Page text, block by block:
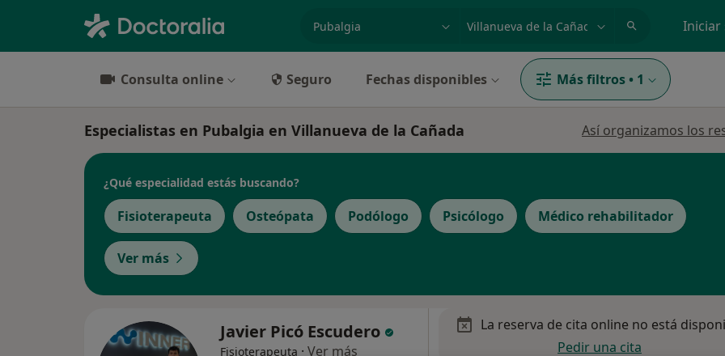
Iniciar
Consulta online Seguro Fechas disponibles Más filtros • 1
Especialistas en Pubalgia en Villanueva de la Cañada Así organizamos los
¿Qué especialidad estás buscando?
Fisioterapeuta Osteópata Podólogo Psicólogo Médico rehabilitador
Ver más
Javier Picó Escudero
Fisioterapeuta · Ver más
La reserva de cita online no está
Pedir una cita